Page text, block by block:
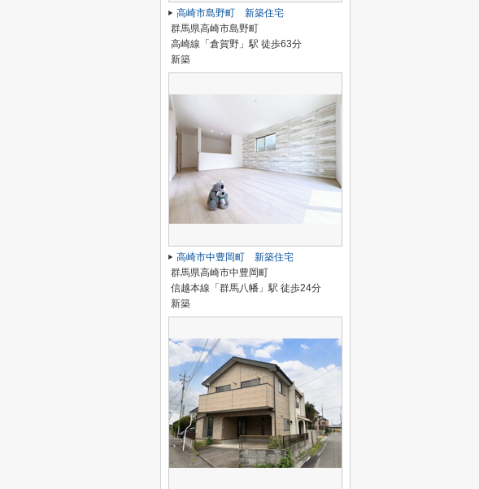
高崎市島野町 新築住宅
群馬県高崎市島野町
高崎線「倉賀野」駅 徒歩63分
新築
高崎市中豊岡町 新築住宅
群馬県高崎市中豊岡町
信越本線「群馬八幡」駅 徒歩24分
新築